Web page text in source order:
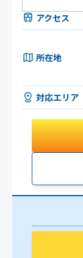
アクセス
所在地
対応エリア